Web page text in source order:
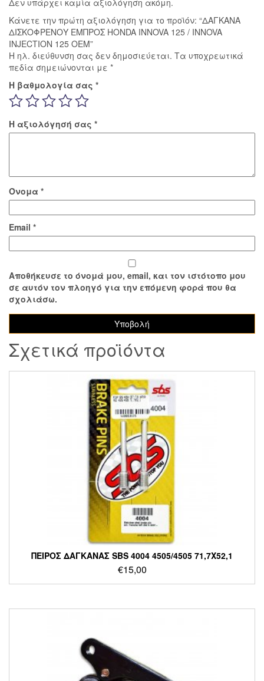
Κάνετε την πρώτη αξιολόγηση για το προϊόν: “ΔΑΓΚΑΝΑ
ΔΙΣΚΟΦΡΕΝΟΥ ΕΜΠΡΟΣ HONDA INNOVA 125 / INNOVA
INJECTION 125 OEM”
Η ηλ. διεύθυνση σας δεν δημοσιεύεται. Τα υποχρεωτικά
πεδία σημειώνονται με *
Η βαθμολογία σας *
Η αξιολόγησή σας *
Όνομα *
Email *
Αποθήκευσε το όνομά μου, email, και τον ιστότοπο μου
σε αυτόν τον πλοηγό για την επόμενη φορά που θα
σχολιάσω.
Σχετικά προϊόντα
ΠΕΙΡΟΣ ΔΑΓΚΑΝΑΣ SBS 4004 4505/4505 71,7X52,1
€15,00